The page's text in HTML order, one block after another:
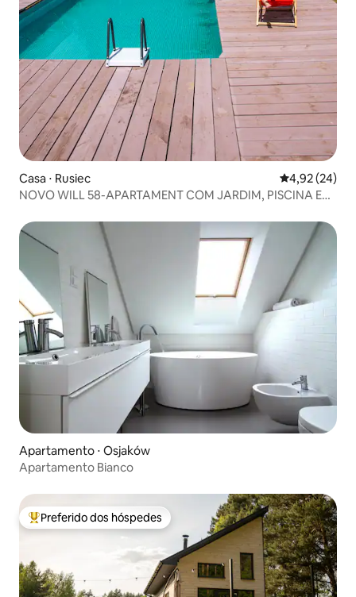
Casa ⋅ Rusiec 4,92 de uma
4,92 (24)
NOVO WILL 58-APARTAMENT COM JARDIM, PISCINA E
Apartamento ⋅ Osjaków
Apartamento Bianco
Entre os melhores preferidos dos hóspedes
Preferido dos hóspedes